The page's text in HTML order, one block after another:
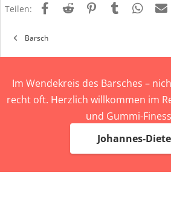
e
:
Teilen: FacebookReddit PinterestTumblr
Barsch
Im Wendekreis des Barsches –
recht oft. Herzlich willkommen im
und Gummi-
Johannes-